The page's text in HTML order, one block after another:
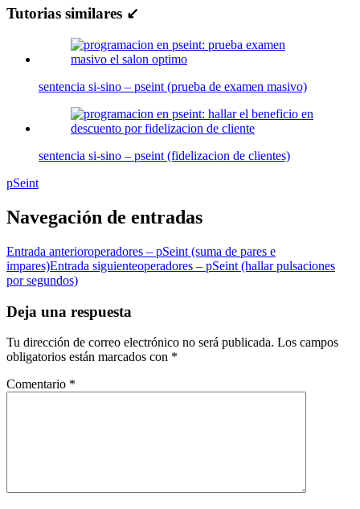
Tutorias similares ↙
sentencia si-sino – pseint (prueba de examen masivo)
sentencia si-sino – pseint (fidelizacion de clientes)
pSeint
Navegación de entradas
Entrada anterioroperadores – pSeint (suma de pares e
impares)Entrada siguienteoperadores – pSeint (hallar pulsaciones
por segundos)
Deja una respuesta
Tu dirección de correo electrónico no será publicada. Los campos
obligatorios están marcados con *
Comentario *